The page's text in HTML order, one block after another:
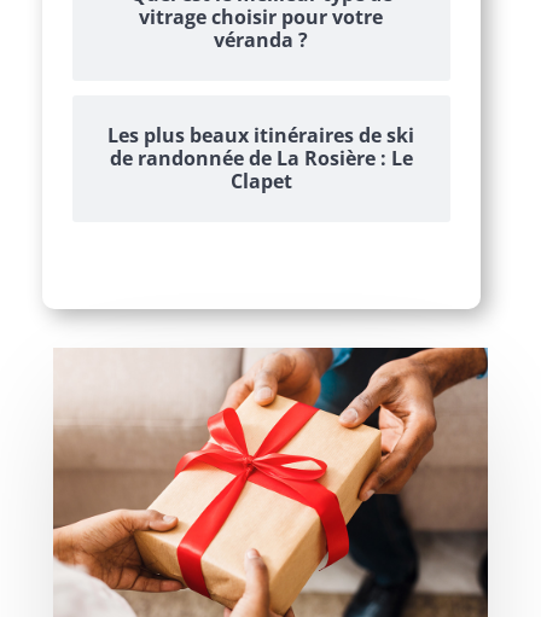
vitrage choisir pour votre
véranda ?
Les plus beaux itinéraires de ski
de randonnée de La Rosière : Le
Clapet